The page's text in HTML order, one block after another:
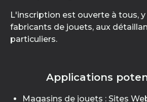
L'inscription est ouverte à tous,
fabricants de jouets, aux
particuliers.
Applications
Magasins de jouets : Sites